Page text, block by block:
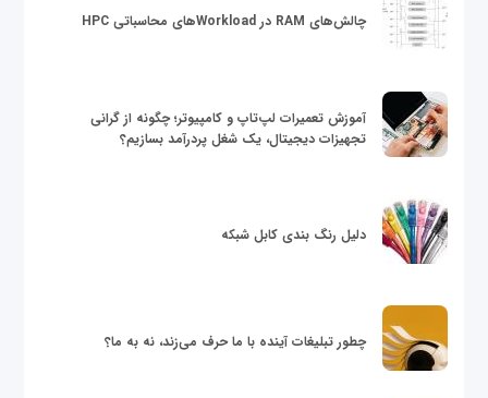
چالش‌های RAM در Workloadهای محاسباتی HPC
آموزش تعمیرات لپ‌تاپ و کامپیوتر؛ چگونه از گرانی
تجهیزات دیجیتال، یک شغل پردرآمد بسازیم؟
دلیل رنگ بندی کابل شبکه
چطور تبلیغات آینده با ما حرف می‌زند، نه به ما؟